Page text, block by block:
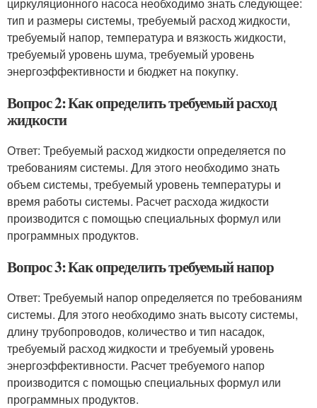
тип и размеры системы, требуемый расход жидкости,
требуемый напор, температура и вязкость жидкости,
требуемый уровень шума, требуемый уровень
энергоэффективности и бюджет на покупку.
Вопрос 2: Как определить требуемый расход
жидкости
Ответ: Требуемый расход жидкости определяется по
требованиям системы. Для этого необходимо знать
объем системы, требуемый уровень температуры и
время работы системы. Расчет расхода жидкости
производится с помощью специальных формул или
программных продуктов.
Вопрос 3: Как определить требуемый напор
Ответ: Требуемый напор определяется по требованиям
системы. Для этого необходимо знать высоту системы,
длину трубопроводов, количество и тип насадок,
требуемый расход жидкости и требуемый уровень
энергоэффективности. Расчет требуемого напор
производится с помощью специальных формул или
программных продуктов.